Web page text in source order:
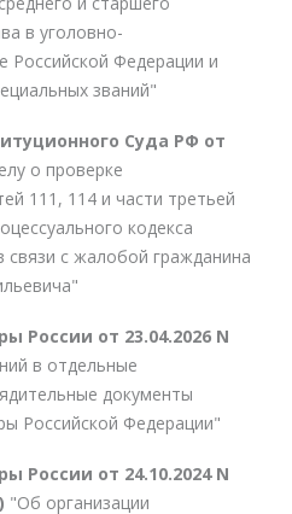
в уголовно-
Российской Федерации и
званий"
Суда РФ от
о проверке
111, 114 и части третьей
кодекса
связи с жалобой гражданина
России от 23.04.2026 N
в отдельные
документы
Российской Федерации"
России от 24.10.2024 N
"Об организации